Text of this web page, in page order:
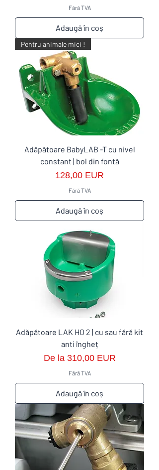
Fără TVA
Adaugă în coș
Pentru animale mici !
Adăpătoare BabyLAB -T cu nivel
constant | bol din fontă
Preț
128,00 EUR
Fără TVA
Adaugă în coș
Adăpătoare LAK HO 2 | cu sau fără kit
anti îngheț
De la 310,00 EUR
Preț redus
Fără TVA
Adaugă în coș